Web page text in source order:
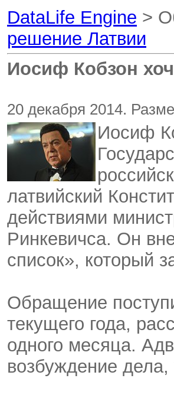
DataLife Engine >
решение Латвии
Иосиф Кобзон
20 декабря 2014.
Иосиф
латвийский
действиями
Ринкевичса. Он
список», который
Обращение
текущего года,
одного месяца.
возбуждение